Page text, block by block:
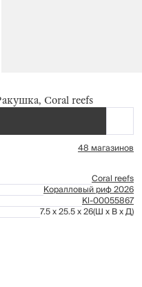
Coral reefs
48 магазинов
Coral reefs
Коралловый риф 2026
Kl-00055867
7.5 x 25.5 x 26(Ш x В x Д)